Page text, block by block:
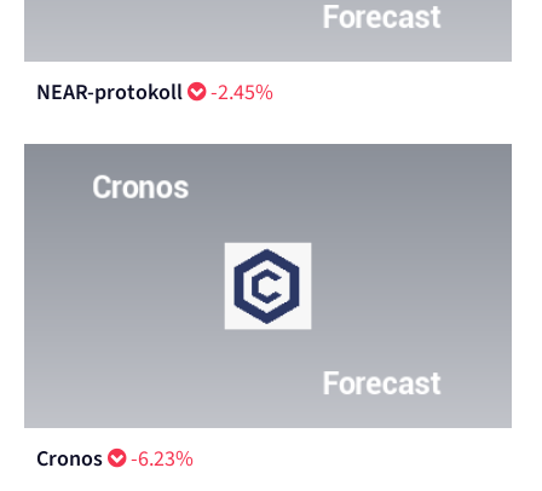
NEAR-protokoll -2.45%
Cronos -6.23%